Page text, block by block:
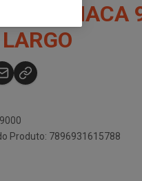
Produto: 7896931615788